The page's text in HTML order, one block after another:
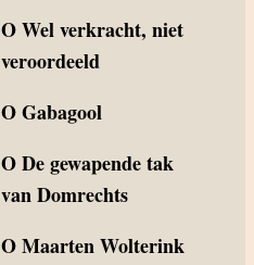
OWel verkracht, niet
veroordeeld
OGabagool
ODe gewapende tak
van Domrechts
OMaarten Wolterink